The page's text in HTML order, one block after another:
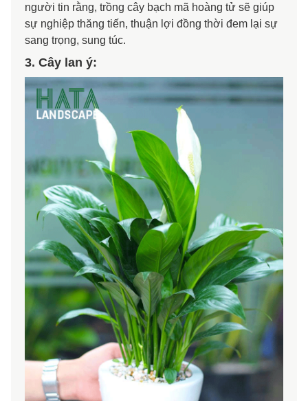
người tin rằng, trồng cây bạch mã hoàng tử sẽ giúp
sự nghiệp thăng tiến, thuận lợi đồng thời đem lại sự
sang trọng, sung túc.
3. Cây lan ý: